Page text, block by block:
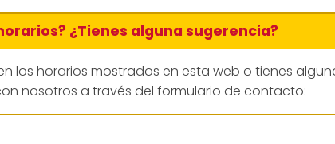
¿Tienes alguna sugerencia?
los horarios mostrados en esta web o tienes
nosotros a través del formulario de contacto: